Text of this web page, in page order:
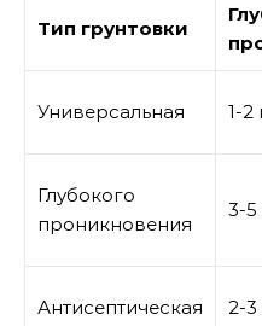
Тип грунтовки
Универсальная 1-2
Глубокого
проникновения
3-5
Антисептическая 2-